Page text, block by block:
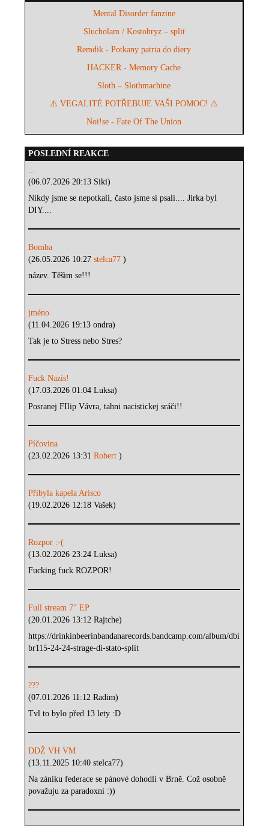
Mental Disorder fanzine
Slucholam / Kostohryz – split
Remdik - Potkany patria do diery
HACKER - Memory Cache
Sloth – Slothmachine
⚠️ VEGALITÉ POTŘEBUJE VAŠI POMOC! ⚠️
Noi!se - Fate Of The Union
POSLEDNÍ REAKCE
...
(06.07.2026 20:13 Siki)
Nikdy jsme se nepotkali, často jsme si psali.... Jirka byl
DIY....
Bomba
(26.05.2026 10:27stelca77)
název. Těšim se!!!
jméno
(11.04.2026 19:13 ondra)
Tak je to Stress nebo Stres?
Fuck Nazis!
(17.03.2026 01:04 Luksa)
Posranej FIlip Vávra, tahni nacistickej sráči!!
Píčovina
(23.02.2026 13:31Robert)
Přibyla kapela Arisco
(19.02.2026 12:18 Vašek)
Rozpor :-(
(13.02.2026 23:24 Luksa)
Fucking fuck ROZPOR!
Full stream 7" EP
(20.01.2026 13:12 Rajtche)
https://drinkinbeerinbandanarecords.bandcamp.com/album/dbi
br115-24-24-strage-di-stato-split
???
(07.01.2026 11:12 Radim)
Tvl to bylo před 13 lety :D
DDŽ VH VM
(13.11.2025 10:40 stelca77)
Na zániku federace se pánové dohodli v Brně. Což osobně
považuju za paradoxní :))